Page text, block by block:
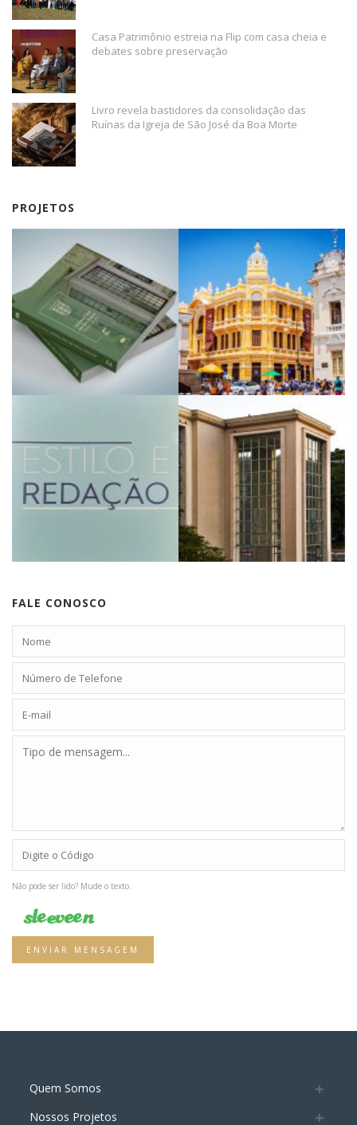
Casa Patrimônio estreia na Flip com casa cheia e
debates sobre preservação
Livro revela bastidores da consolidação das
Ruínas da Igreja de São José da Boa Morte
PROJETOS
FALE CONOSCO
Não pode ser lido? Mude o texto.
ENVIAR MENSAGEM
Quem Somos
Nossos Projetos